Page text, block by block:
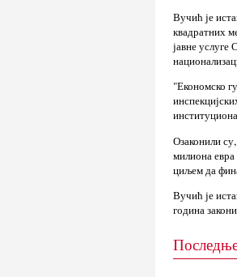
Вучић је
квадратних
јавне
"Економско
Озаконили
милиона евра
циљем да
Вучић је
година